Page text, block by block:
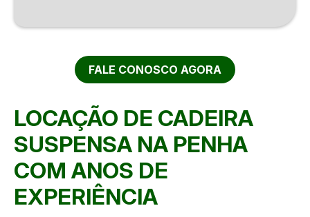
FALE CONOSCO AGORA
LOCAÇÃO DE CADEIRA
SUSPENSA NA PENHA
COM ANOS DE
EXPERIÊNCIA